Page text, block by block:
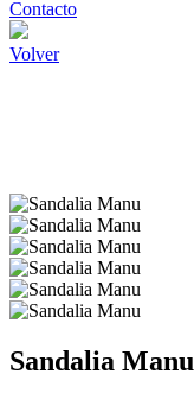
Contacto
Volver
Sandalia Manu